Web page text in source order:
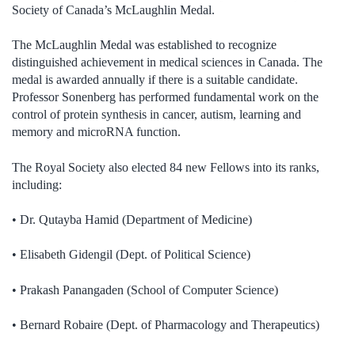
Society of Canada’s McLaughlin Medal.
The McLaughlin Medal was established to recognize
distinguished achievement in medical sciences in Canada. The
medal is awarded annually if there is a suitable candidate.
Professor Sonenberg has performed fundamental work on the
control of protein synthesis in cancer, autism, learning and
memory and microRNA function.
The Royal Society also elected 84 new Fellows into its ranks,
including:
• Dr. Qutayba Hamid (Department of Medicine)
• Elisabeth Gidengil (Dept. of Political Science)
• Prakash Panangaden (School of Computer Science)
• Bernard Robaire (Dept. of Pharmacology and Therapeutics)